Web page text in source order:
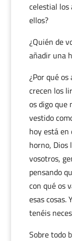
celestial los
ellos?
¿Quién de
añadir una
¿Por qué
crecen los
os digo que
vestido
hoy está en
horno, Dios
vosotros,
pensando
con qué os
esas cosas.
tenéis
Sobre todo